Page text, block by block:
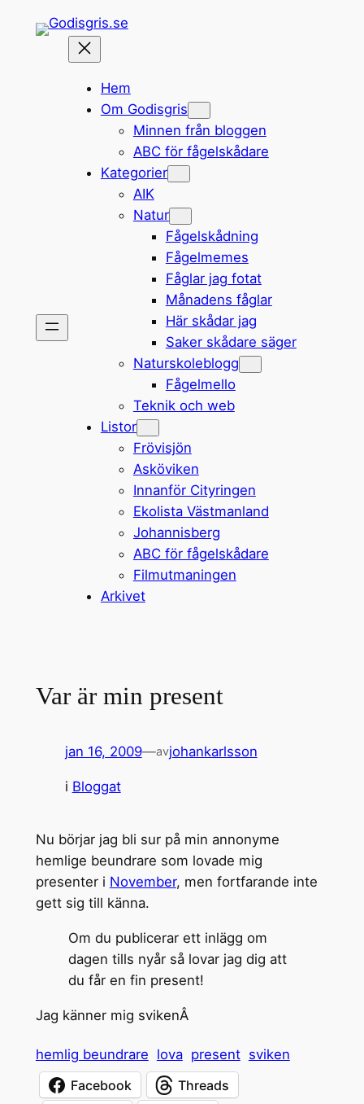
Hem
Om Godisgris
Minnen från bloggen
ABC för fågelskådare
Kategorier
AIK
Natur
Fågelskådning
Fågelmemes
Fåglar jag fotat
Månadens fåglar
Här skådar jag
Saker skådare säger
Naturskoleblogg
Fågelmello
Teknik och web
Listor
Frövisjön
Asköviken
Innanför Cityringen
Ekolista Västmanland
Johannisberg
ABC för fågelskådare
Filmutmaningen
Arkivet
Var är min present
jan 16, 2009—avjohankarlsson
i Bloggat
Nu börjar jag bli sur på min annonyme
hemlige beundrare som lovade mig
presenter i November, men fortfarande inte
gett sig till känna.
Om du publicerar ett inlägg om
dagen tills nyår så lovar jag dig att
du får en fin present!
Jag känner mig svikenÂ
hemlig beundrare lova present sviken
Facebook
Threads